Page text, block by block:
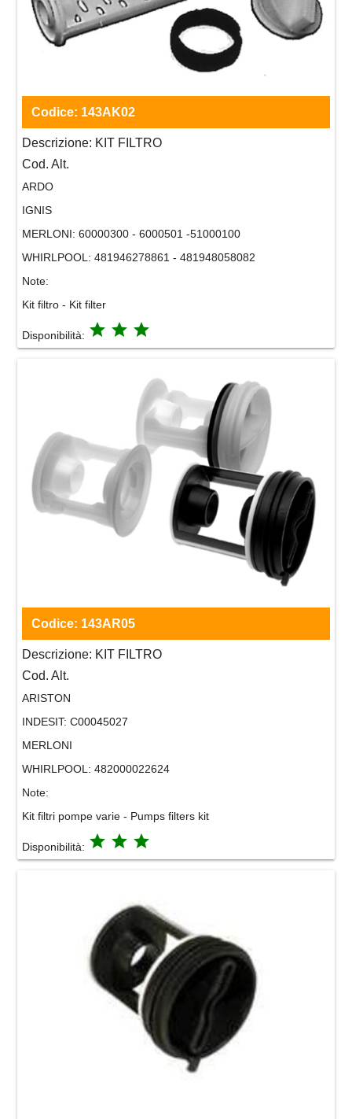
Codice: 143AK02
Descrizione: KIT FILTRO
Cod. Alt.
ARDO
IGNIS
MERLONI: 60000300 - 6000501 -51000100
WHIRLPOOL: 481946278861 - 481948058082
Note:
Kit filtro - Kit filter
Disponibilità: grade grade grade
Codice: 143AR05
Descrizione: KIT FILTRO
Cod. Alt.
ARISTON
INDESIT: C00045027
MERLONI
WHIRLPOOL: 482000022624
Note:
Kit filtri pompe varie - Pumps filters kit
Disponibilità: grade grade grade